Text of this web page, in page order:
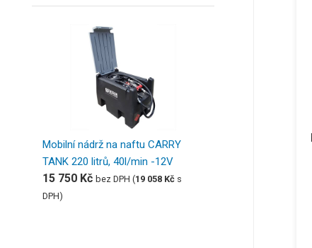
Mobilní nádrž na naftu CARRY
TANK 220 litrů, 40l/min -12V
15 750 Kč bez DPH (19 058 Kč s
DPH)